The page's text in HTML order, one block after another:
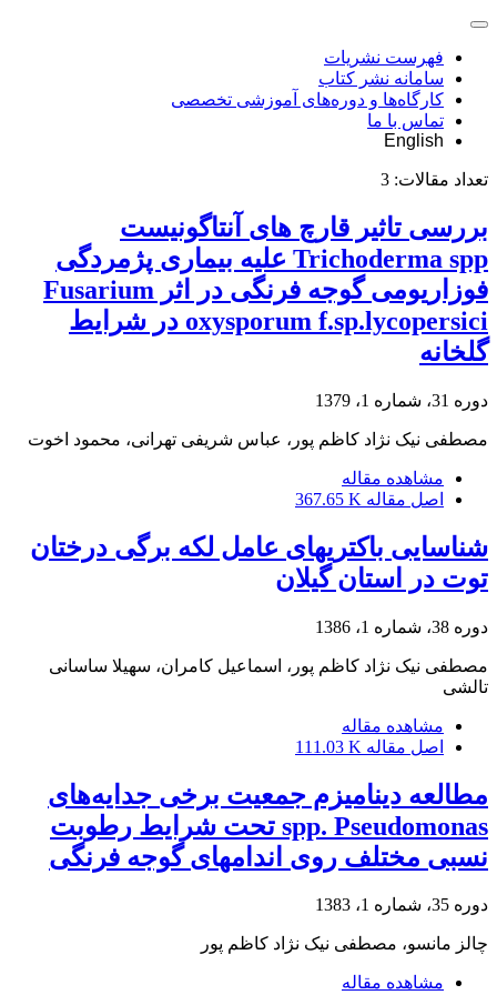
فهرست نشریات
سامانه نشر کتاب
کارگاه‌ها و دوره‌های آموزشی تخصصی
تماس با ما
English
تعداد مقالات: 3
بررسی تاثیر قارچ های آنتاگونیست
Trichoderma spp علیه بیماری پژمردگی
فوزاریومی گوجه فرنگی در اثر Fusarium
oxysporum f.sp.lycopersici در شرایط
گلخانه
دوره 31، شماره 1، 1379
مصطفی نیک نژاد کاظم پور، عباس شریفی تهرانی، محمود اخوت
مشاهده مقاله
اصل مقاله 367.65 K
شناسایی باکتریهای عامل لکه برگی درختان
توت در استان گیلان
دوره 38، شماره 1، 1386
مصطفی نیک نژاد کاظم پور، اسماعیل کامران، سهیلا ساسانی
تالشی
مشاهده مقاله
اصل مقاله 111.03 K
مطالعه دینامیزم جمعیت برخی جدایه‌های
spp. Pseudomonas تحت شرایط رطوبت
نسبی مختلف روی اندامهای گوجه فرنگی
دوره 35، شماره 1، 1383
چالز مانسو، مصطفی نیک نژاد کاظم پور
مشاهده مقاله